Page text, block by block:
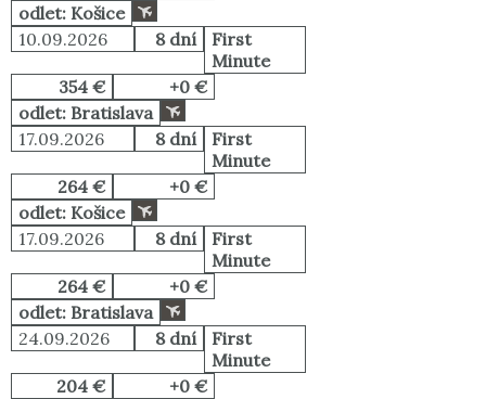
odlet: Košice
10.09.2026
8 dní
First
Minute
354 €
+0 €
odlet: Bratislava
17.09.2026
8 dní
First
Minute
264 €
+0 €
odlet: Košice
17.09.2026
8 dní
First
Minute
264 €
+0 €
odlet: Bratislava
24.09.2026
8 dní
First
Minute
204 €
+0 €